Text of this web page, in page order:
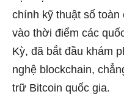
chính kỹ thuật số
vào thời điểm các
Kỳ, đã bắt đầu khám
nghệ blockchain,
trữ Bitcoin quốc gia.